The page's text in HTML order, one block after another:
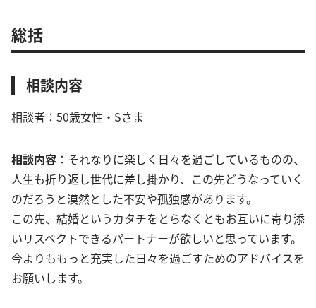
総括
相談内容
相談者：50歳女性・Sさま
相談内容 ：それなりに楽しく日々を過ごしているものの、
人生も折り返し世代に差し掛かり、この先どうなっていく
のだろうと漠然とした不安や孤独感があります。
この先、結婚というカタチをとらなくともお互いに寄り添
いリスペクトできるパートナーが欲しいと思っています。
今よりももっと充実した日々を過ごすためのアドバイスを
お願いします。